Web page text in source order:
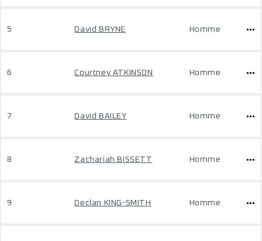
5 David BRYNE Homme
6 Courtney ATKINSON Homme
7 David BAILEY Homme
8 Zachariah BISSETT Homme
9 Declan KING-SMITH Homme